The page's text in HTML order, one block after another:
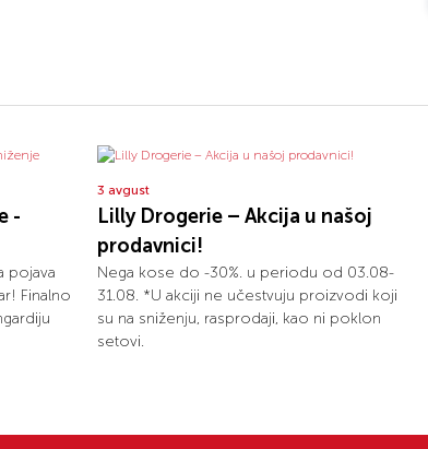
-
pojava
Finalno
3 avgust
Lilly Drogerie – Akcija u našoj
prodavnici!
Nega kose do -30%. u periodu od 03.08-
31.08. *U akciji ne učestvuju proizvodi koji
su na sniženju, rasprodaji, kao ni poklon
setovi.